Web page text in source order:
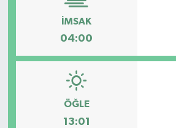
İMSAK
04:00
ÖĞLE
13:01